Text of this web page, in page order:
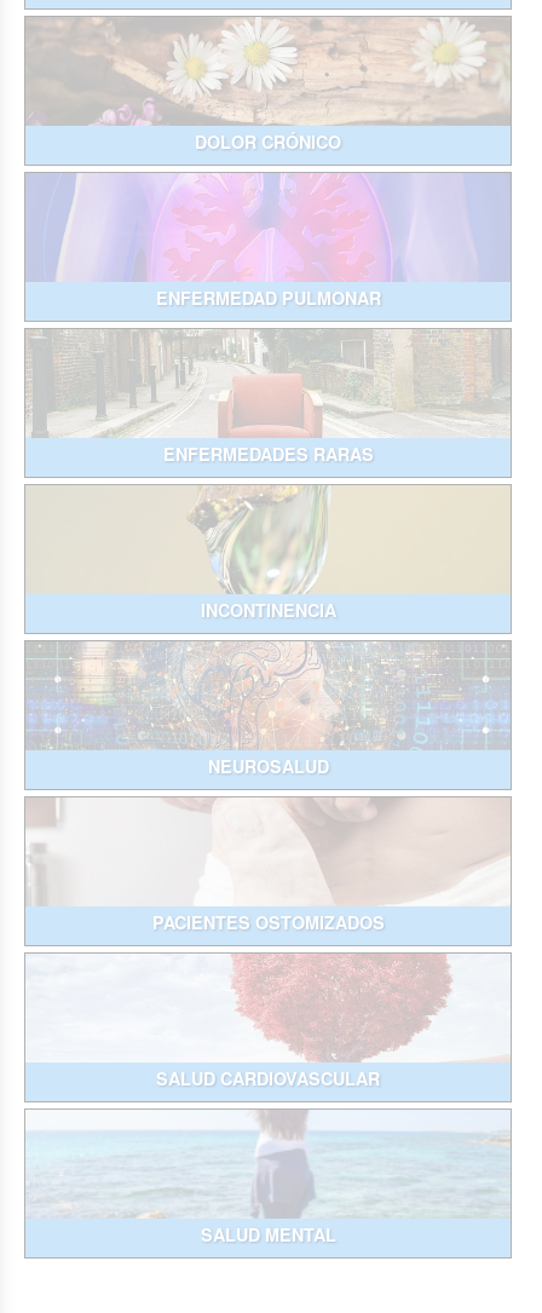
DOLOR CRÓNICO
ENFERMEDAD PULMONAR
ENFERMEDADES RARAS
INCONTINENCIA
NEUROSALUD
PACIENTES OSTOMIZADOS
SALUD CARDIOVASCULAR
SALUD MENTAL